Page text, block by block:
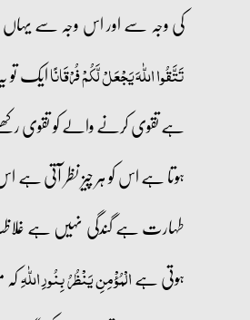
کی وجہ سے اور اس وجہ سے یہاں
تَتَّقُوا اللّٰہَ یَجۡعَلۡ لَّکُمۡ فُرۡقَانًاایک تو
ہے تقوی کرنے والے کو تقوی
ہوتا ہے اس کو ہر چیز نظر آتی
طہارت ہے گندگی نہیں ہے
ہوتی ہےالْمُؤْمِنِ یَنْظُرُ بِنُورِ اللّٰہِ